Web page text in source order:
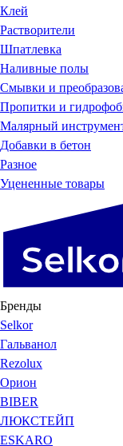
Клей
Растворители
Шпатлевка
Наливные полы
Смывки и
Пропитки и
Малярный
Добавки в бетон
Разное
Уцененные товары
Бренды
Selkor
Гальванол
Rezolux
Орион
BIBER
ЛЮКСТЕЙП
ESKARO